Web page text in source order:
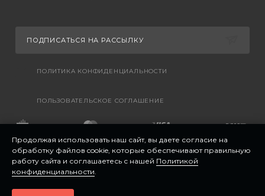
ПОДПИСАТЬСЯ НА РАССЫЛКУ
ПОЛИТИКА КОНФИДЕНЦИАЛЬНОСТИ
ПОЛЬЗОВАТЕЛЬСКОЕ СОГЛАШЕНИЕ
Продолжая использовать наш сайт, вы даете согласие на
обработку файлов cookie, которые обеспечивают правильную
работу сайта и соглашаетесь с нашей Политикой
конфиденциальности.